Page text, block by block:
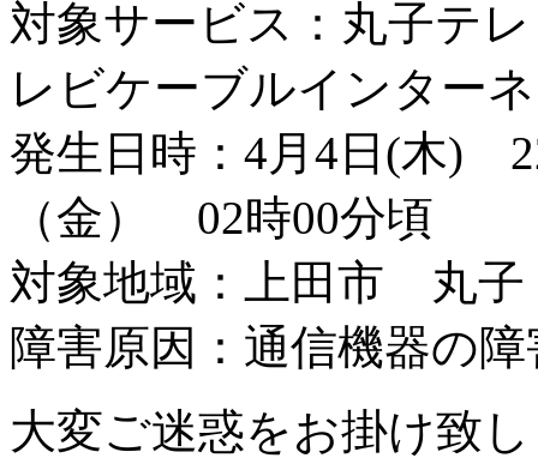
対象サービス：丸子テ
レビケーブルインター
発生日時：4月4日(木)
（金） 02時00分頃
対象地域：上田市 丸子
障害原因：通信機器の障
大変ご迷惑をお掛け致